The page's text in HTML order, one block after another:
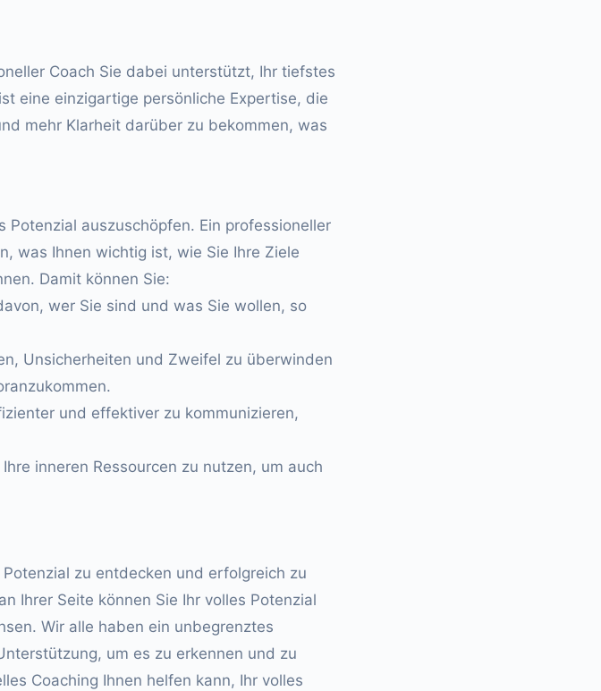
Coach Sie dabei unterstützt, Ihr tiefstes
eine einzigartige persönliche Expertise, die
mehr Klarheit darüber zu bekommen, was
Potenzial auszuschöpfen. Ein professioneller
was Ihnen wichtig ist, wie Sie Ihre Ziele
Damit können Sie:
wer Sie sind und was Sie wollen, so
Unsicherheiten und Zweifel zu überwinden
und effektiver zu kommunizieren,
inneren Ressourcen zu nutzen, um auch
zu entdecken und erfolgreich zu
Ihrer Seite können Sie Ihr volles Potenzial
Wir alle haben ein unbegrenztes
um es zu erkennen und zu
Coaching Ihnen helfen kann, Ihr volles